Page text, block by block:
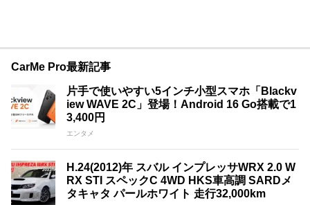
CarMe Pro最新記事
片手で使いやすい5インチ小型スマホ「Blackv
iew WAVE 2C」登場！Android 16 Go搭載で1
3,400円
エンタメ
H.24(2012)年 スバル インプレッサWRX 2.0 W
RX STI スペックC 4WD HKS車高調 SARDメ
タキャタ パールホワイト 走行32,000km